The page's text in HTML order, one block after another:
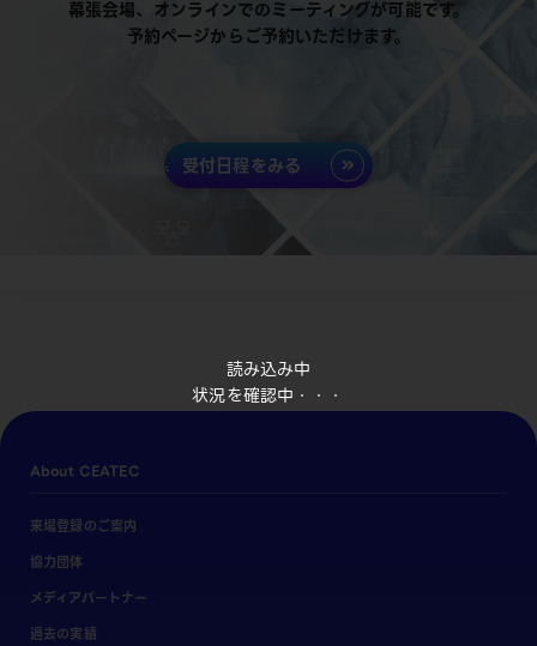
読み込み中
状況を確認中・・・
幕張会場、オンラインでのミーティングが可能です。
予約ページからご予約いただけます。
受付日程をみる
About CEATEC
来場登録のご案内
協力団体
メディアパートナー
過去の実績